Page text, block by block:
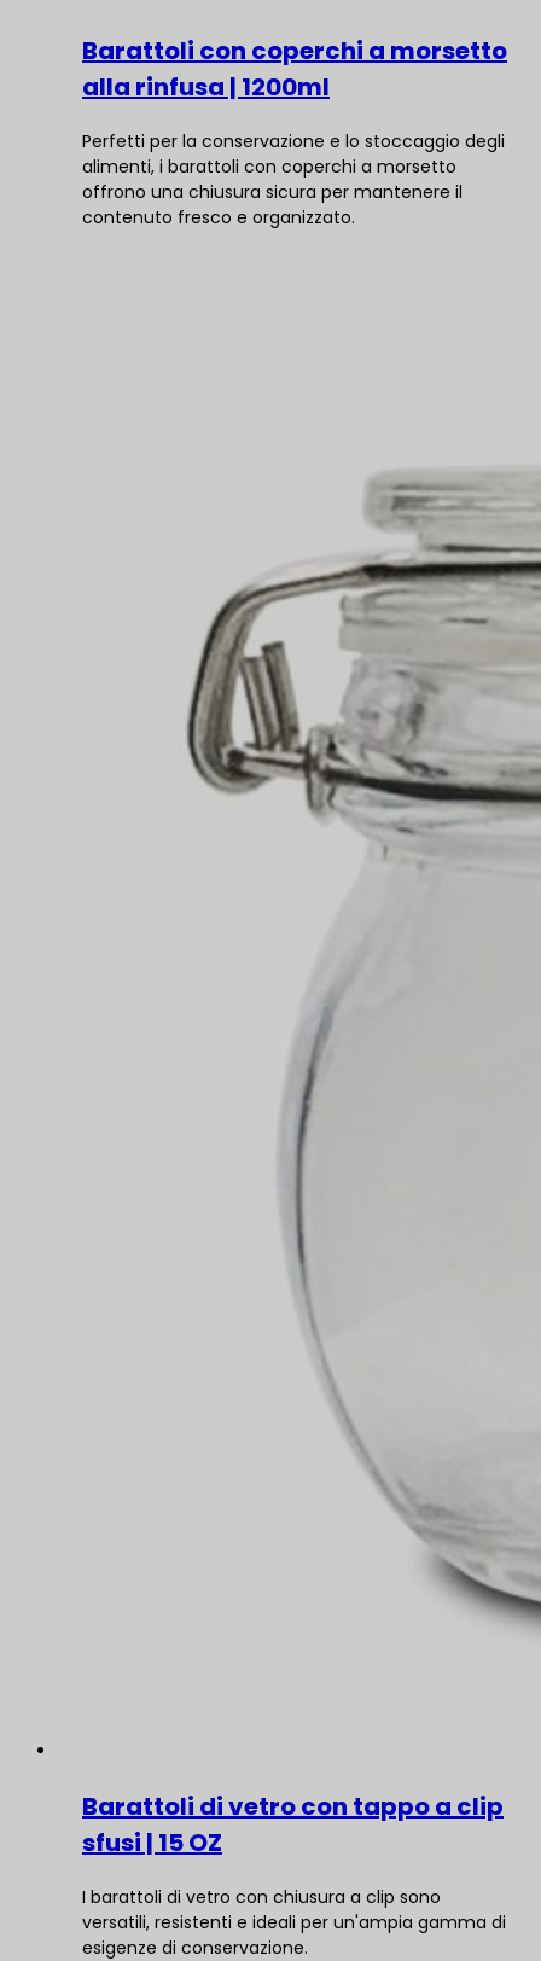
Barattoli con coperchi a morsetto
alla rinfusa | 1200ml
Perfetti per la conservazione e lo stoccaggio degli
alimenti, i barattoli con coperchi a morsetto
offrono una chiusura sicura per mantenere il
contenuto fresco e organizzato.
Barattoli di vetro con tappo a clip
sfusi | 15 OZ
I barattoli di vetro con chiusura a clip sono
versatili, resistenti e ideali per un'ampia gamma di
esigenze di conservazione.